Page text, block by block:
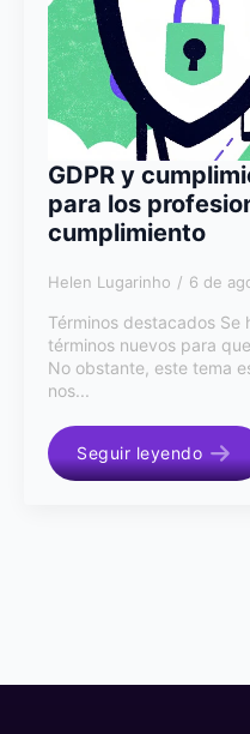
GDPR y
para los
cumplimiento
Helen Lugarinho 6 de
Términos destacados
términos nuevos para
No obstante, este tema
nos...
Seguir leyendo